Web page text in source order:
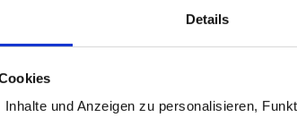
Details
und Anzeigen zu personalisieren,
med. (SYR) Hischam Baschour
für Diagnostische Radiologie
Arzt
Dr. med.